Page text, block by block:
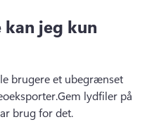
jeg kun
brugere et ubegrænset
Gem lydfiler på
brug for det.